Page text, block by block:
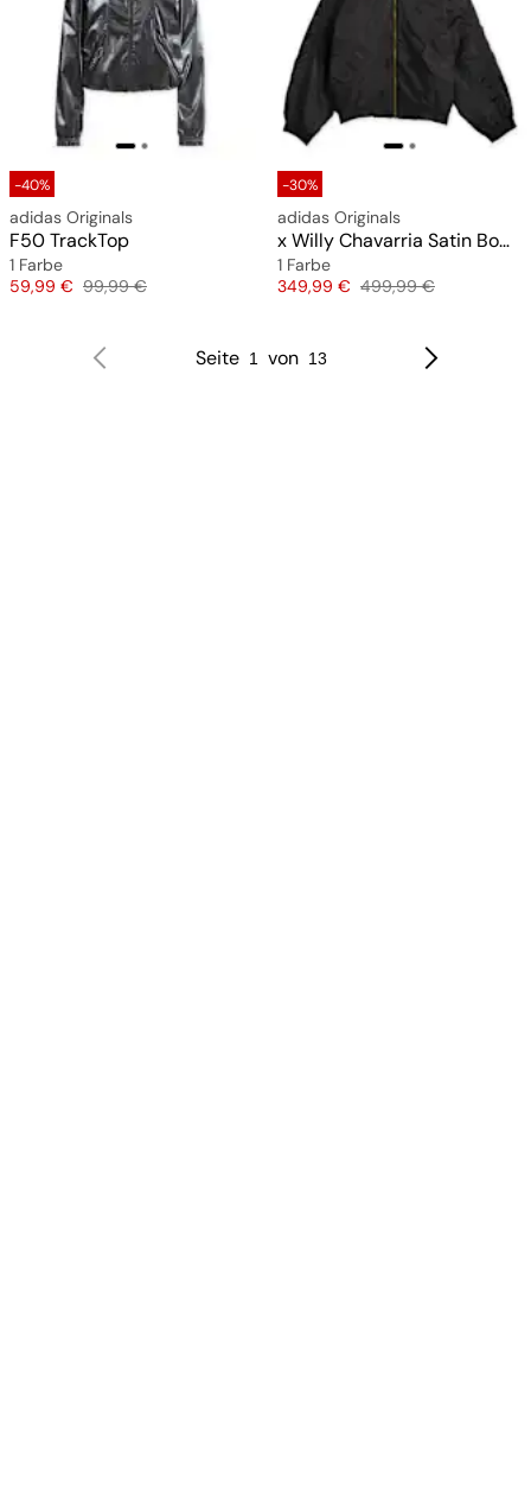
-40%
adidas Originals
F50 TrackTop
1 Farbe
Preis
59,99 € Originalpreis
99,99 €
-30%
adidas Originals
x Willy Chavarria Satin Bomber Jacket
1 Farbe
Preis
349,99 € Originalpreis
499,99 €
Seite 1 von 13